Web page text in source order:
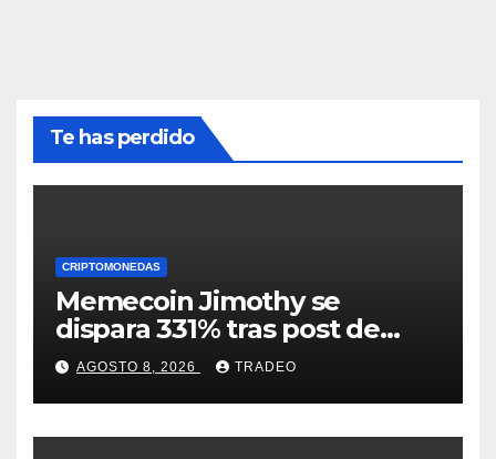
Te has perdido
CRIPTOMONEDAS
Memecoin Jimothy se
dispara 331% tras post de
Elon Musk sobre un
mapache
AGOSTO 8, 2026 TRADEO